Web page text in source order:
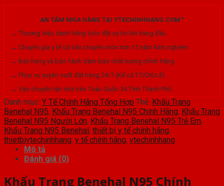
AN TÂM MUA HÀNG TẠI YTECHINHHANG.COM™
→ Thương hiệu danh tiếng luôn đặt uy tín lên hàng đầu.
→ Chuyên gia y tế cố vấn chuyên môn hơn 15 năm kinh nghiệm.
→ Bán hàng và bảo hành đảm bảo chất lượng chính hãng.
→ Phục vụ xuyên suốt đặt hàng 24/7 (Kể cả T7/CN/Lễ).
→ Vận chuyển tận nhà trên Toàn Quốc 34 Tỉnh Thành Phố.
Danh mục: Y Tế Chính Hãng Tổng Hợp Thẻ: Khẩu Trang
Benehal N95, Khẩu Trang Benehal N95 Chính Hãng, Khẩu Trang
Benehal N95 Người Lớn, Khẩu Trang Benehal N95 Trẻ Em,
Khẩu Trang N95 Benehal, thiết bị y tế chính hãng,
thietbiytechinhhang, y tế chính hãng, ytechinhhang
Mô tả
Đánh giá (0)
Khẩu Trang Benehal N95 Chính